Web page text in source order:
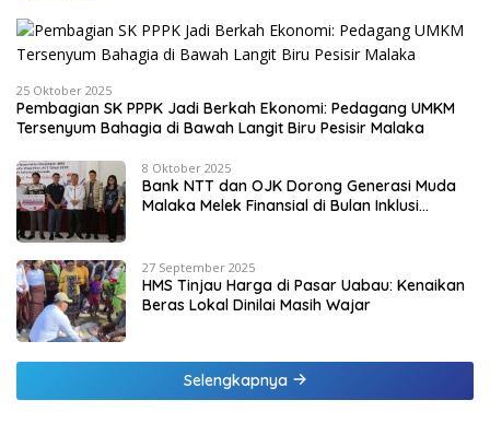
25 Oktober 2025
Pembagian SK PPPK Jadi Berkah Ekonomi: Pedagang UMKM
Tersenyum Bahagia di Bawah Langit Biru Pesisir Malaka
8 Oktober 2025
Bank NTT dan OJK Dorong Generasi Muda
Malaka Melek Finansial di Bulan Inklusi
27 September 2025
HMS Tinjau Harga di Pasar Uabau: Kenaikan
Beras Lokal Dinilai Masih Wajar
Selengkapnya